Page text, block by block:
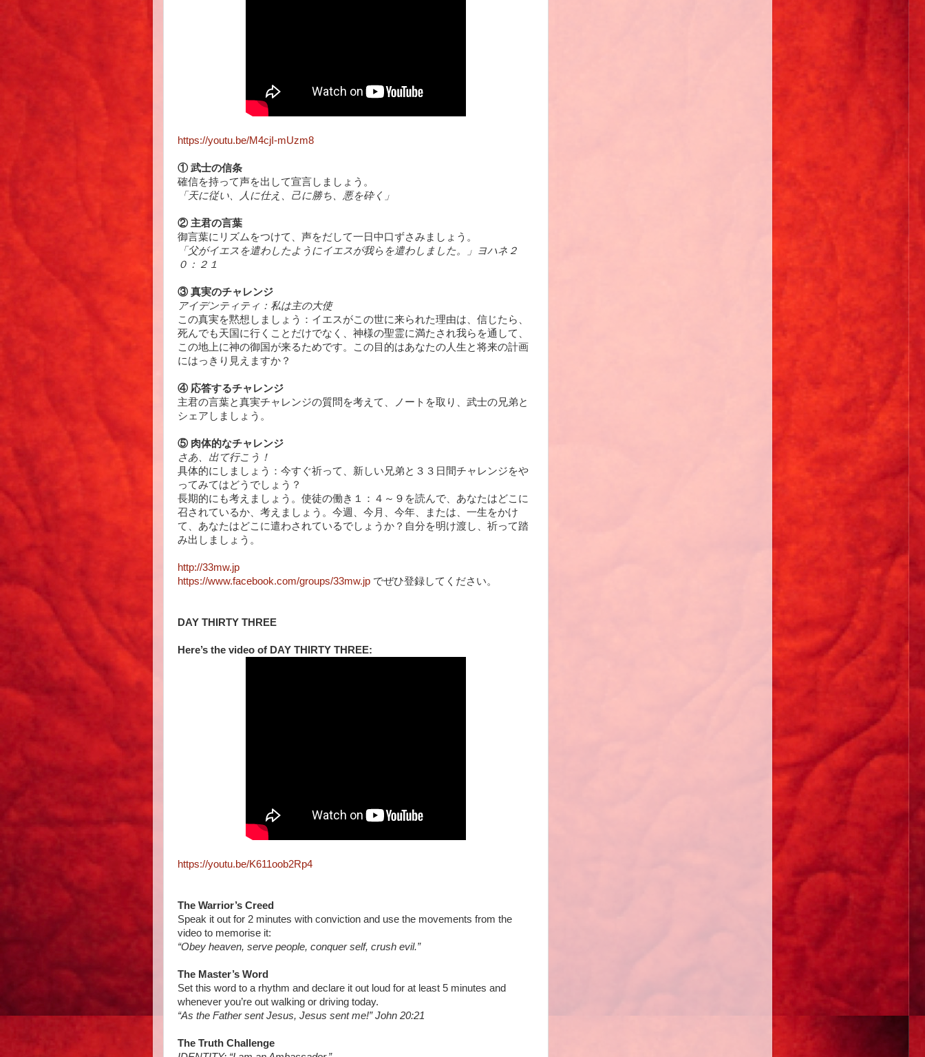
https://youtu.be/M4cjI-mUzm8
① 武士の信条
確信を持って声を出して宣言しましょう。
「天に従い、人に仕え、己に勝ち、悪を砕く」
② 主君の言葉
御言葉にリズムをつけて、声をだして一日中口ずさみましょう。
「父がイエスを遣わしたようにイエスが我らを遣わしました。」ヨハネ２
０：２１
③ 真実のチャレンジ
アイデンティティ：私は主の大使
この真実を黙想しましょう：イエスがこの世に来られた理由は、信じたら、
死んでも天国に行くことだけでなく、神様の聖霊に満たされ我らを通して、
この地上に神の御国が来るためです。この目的はあなたの人生と将来の計画
にはっきり見えますか？
④ 応答するチャレンジ
主君の言葉と真実チャレンジの質問を考えて、ノートを取り、武士の兄弟と
シェアしましょう。
⑤ 肉体的なチャレンジ
さあ、出て行こう！
具体的にしましょう：今すぐ祈って、新しい兄弟と３３日間チャレンジをや
ってみてはどうでしょう？
長期的にも考えましょう。使徒の働き１：４～９を読んで、あなたはどこに
召されているか、考えましょう。今週、今月、今年、または、一生をかけ
て、あなたはどこに遣わされているでしょうか？自分を明け渡し、祈って踏
み出しましょう。
http://33mw.jp
https://www.facebook.com/groups/33mw.jp でぜひ登録してください。
DAY THIRTY THREE
Here’s the video of DAY THIRTY THREE:
https://youtu.be/K611oob2Rp4
The Warrior’s Creed
Speak it out for 2 minutes with conviction and use the movements from the
video to memorise it:
“Obey heaven, serve people, conquer self, crush evil.”
The Master’s Word
Set this word to a rhythm and declare it out loud for at least 5 minutes and
whenever you’re out walking or driving today.
“As the Father sent Jesus, Jesus sent me!” John 20:21
The Truth Challenge